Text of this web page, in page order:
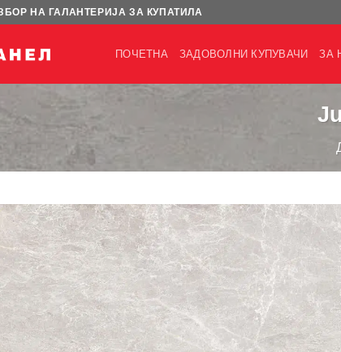
НА ГАЛАНТЕРИЈА ЗА КУПАТИЛА
ПОЧЕТНА ЗАДОВОЛНИ КУПУВАЧИ ЗА